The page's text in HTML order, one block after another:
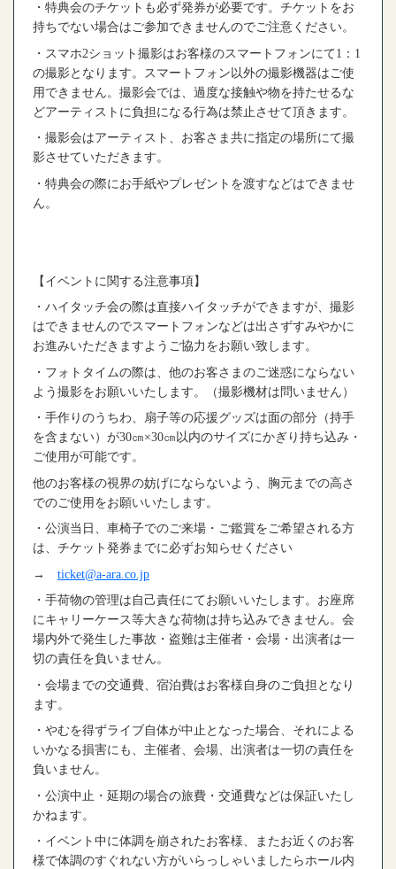
・特典会のチケットも必ず発券が必要です。チケットをお
持ちでない場合はご参加できませんのでご注意ください。
・スマホ2ショット撮影はお客様のスマートフォンにて1 ： 1
の撮影となります。スマートフォン以外の撮影機器はご使
用できません。撮影会では、過度な接触や物を持たせるな
どアーティストに負担になる行為は禁止させて頂きます。
・撮影会はアーティスト、お客さま共に指定の場所にて撮
影させていただきます。
・特典会の際にお手紙やプレゼントを渡すなどはできませ
ん。
【イベントに関する注意事項】
・ハイタッチ会の際は直接ハイタッチができますが、撮影
はできませんのでスマートフォンなどは出さずすみやかに
お進みいただきますようご協力をお願い致します。
・フォトタイムの際は、他のお客さまのご迷惑にならない
よう撮影をお願いいたします。（撮影機材は問いません）
・手作りのうちわ、扇子等の応援グッズは面の部分（持手
を含まない）が30㎝×30㎝以内のサイズにかぎり持ち込み・
ご使用が可能です。
他のお客様の視界の妨げにならないよう、胸元までの高さ
でのご使用をお願いいたします。
・公演当日、車椅子でのご来場・ご鑑賞をご希望される方
は、チケット発券までに必ずお知らせください
→
ticket@a-ara.co.jp
・手荷物の管理は自己責任にてお願いいたします。お座席
にキャリーケース等大きな荷物は持ち込みできません。会
場内外で発生した事故・盗難は主催者・会場・出演者は一
切の責任を負いません。
・会場までの交通費、宿泊費はお客様自身のご負担となり
ます。
・やむを得ずライブ自体が中止となった場合、それによる
いかなる損害にも、主催者、会場、出演者は一切の責任を
負いません。
・公演中止・延期の場合の旅費・交通費などは保証いたし
かねます。
・イベント中に体調を崩されたお客様、またお近くのお客
様で体調のすぐれない方がいらっしゃいましたらホール内